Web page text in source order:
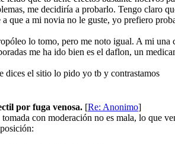
me decidiría a probarlo. Tengo claro
a que a mi novia no le guste, yo prefiero
lo tomo, pero me noto igual. A mi una
me ha ido bien es el daflon, un
dices el sitio lo pido yo tb y contrastamos
por fuga venosa. [Re: Anonimo]
tomada con moderación no es mala, lo que